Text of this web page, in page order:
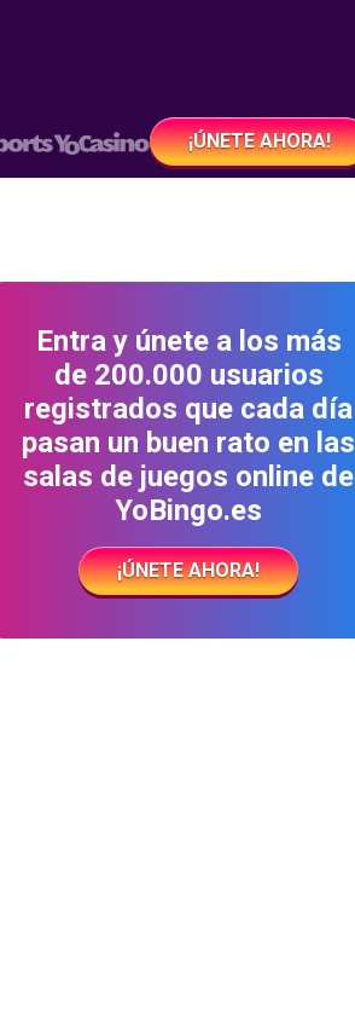
¡ÚNETE AHORA!
Entra y únete a los más
de 200.000 usuarios
registrados que cada día
pasan un buen rato en las
salas de juegos online de
YoBingo.es
¡ÚNETE AHORA!